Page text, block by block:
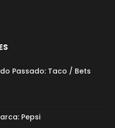
Passado: Taco / Bets
Pepsi